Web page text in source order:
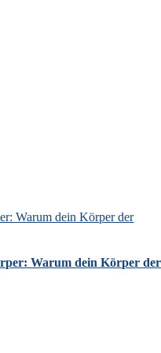
Warum dein Körper der
Warum dein Körper der